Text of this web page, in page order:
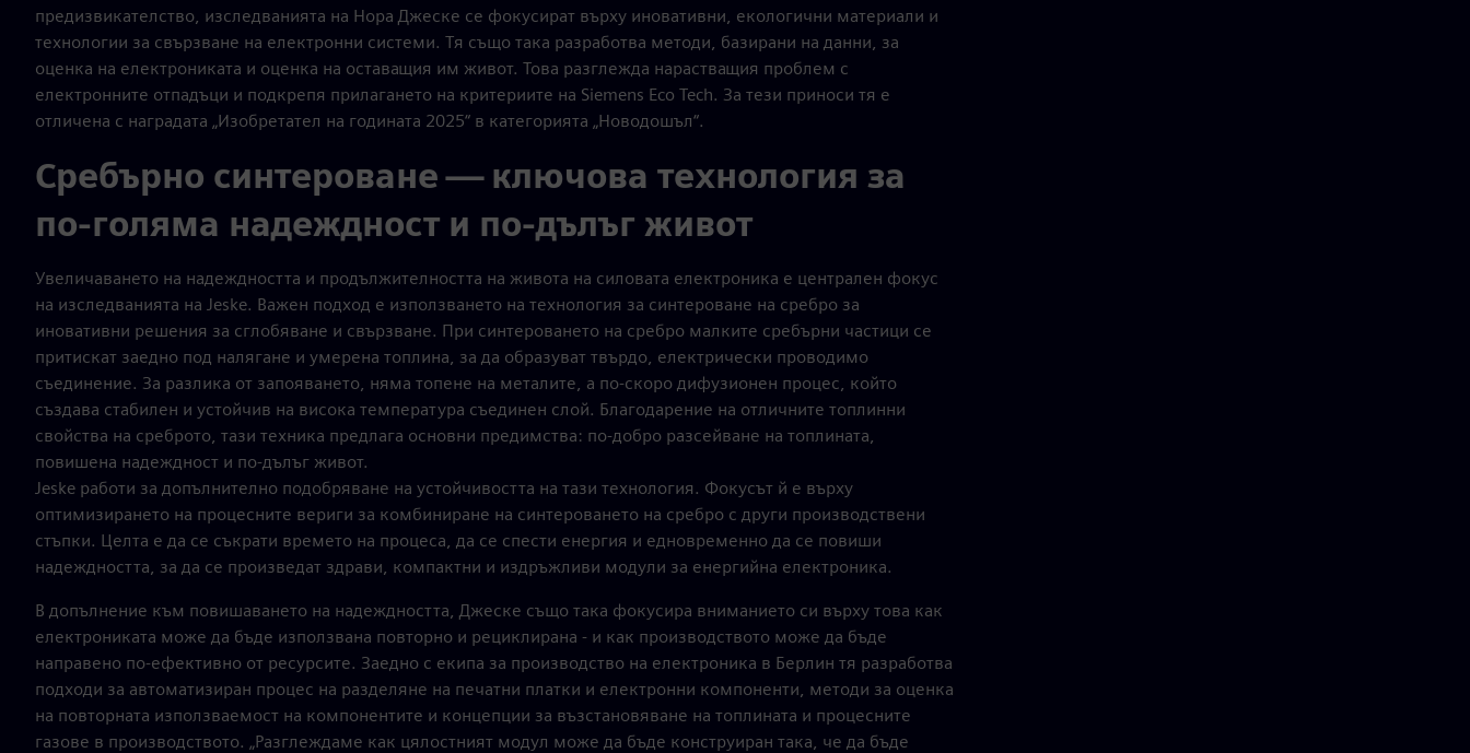
предизвикателство, изследванията на Нора Джеске се фокусират върху иновативни, екологични материали и
технологии за свързване на електронни системи. Тя също така разработва методи, базирани на данни, за
оценка на електрониката и оценка на оставащия им живот. Това разглежда нарастващия проблем с
електронните отпадъци и подкрепя прилагането на критериите на Siemens Eco Tech. За тези приноси тя е
отличена с наградата „Изобретател на годината 2025“ в категорията „Новодошъл“.
Сребърно синтероване — ключова технология за
по-голяма надеждност и по-дълъг живот
Увеличаването на надеждността и продължителността на живота на силовата електроника е централен фокус
на изследванията на Jeske. Важен подход е използването на технология за синтероване на сребро за
иновативни решения за сглобяване и свързване. При синтероването на сребро малките сребърни частици се
притискат заедно под налягане и умерена топлина, за да образуват твърдо, електрически проводимо
съединение. За разлика от запояването, няма топене на металите, а по-скоро дифузионен процес, който
създава стабилен и устойчив на висока температура съединен слой. Благодарение на отличните топлинни
свойства на среброто, тази техника предлага основни предимства: по-добро разсейване на топлината,
повишена надеждност и по-дълъг живот.
Jeske работи за допълнително подобряване на устойчивостта на тази технология. Фокусът й е върху
оптимизирането на процесните вериги за комбиниране на синтероването на сребро с други производствени
стъпки. Целта е да се съкрати времето на процеса, да се спести енергия и едновременно да се повиши
надеждността, за да се произведат здрави, компактни и издръжливи модули за енергийна електроника.
В допълнение към повишаването на надеждността, Джеске също така фокусира вниманието си върху това как
електрониката може да бъде използвана повторно и рециклирана - и как производството може да бъде
направено по-ефективно от ресурсите. Заедно с екипа за производство на електроника в Берлин тя разработва
подходи за автоматизиран процес на разделяне на печатни платки и електронни компоненти, методи за оценка
на повторната използваемост на компонентите и концепции за възстановяване на топлината и процесните
газове в производството. „Разглеждаме как цялостният модул може да бъде конструиран така, че да бъде